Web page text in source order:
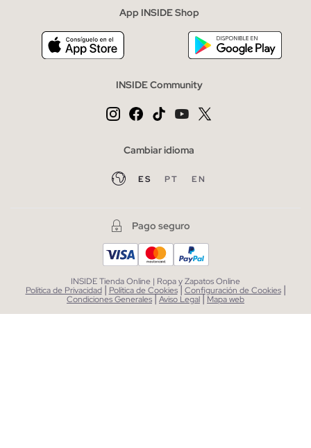
App INSIDE Shop
INSIDE Community
Cambiar idioma
ES PT EN
Pago seguro
INSIDE Tienda Online | Ropa y Zapatos Online
Política de Privacidad | Política de Cookies| Configuración de Cookies |
Condiciones Generales|Aviso Legal| Mapa web